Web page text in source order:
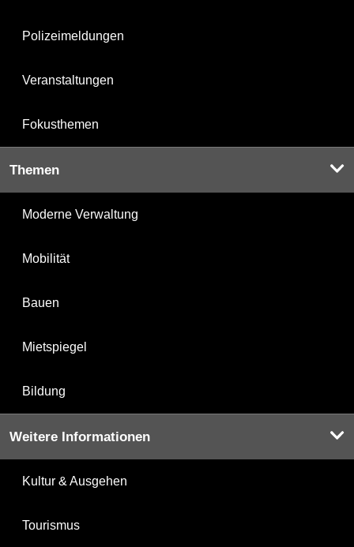
Polizeimeldungen
Veranstaltungen
Fokusthemen
Themen
Moderne Verwaltung
Mobilität
Bauen
Mietspiegel
Bildung
Weitere Informationen
Kultur & Ausgehen
Tourismus